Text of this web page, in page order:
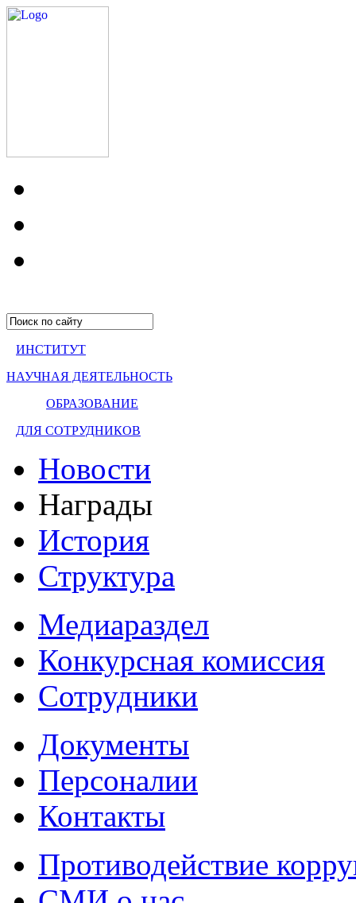
ИНСТИТУТ
НАУЧНАЯ ДЕЯТЕЛЬНОСТЬ
ОБРАЗОВАНИЕ
ДЛЯ СОТРУДНИКОВ
Новости
Награды
История
Структура
Медиараздел
Конкурсная комиссия
Сотрудники
Документы
Персоналии
Контакты
Противодействие